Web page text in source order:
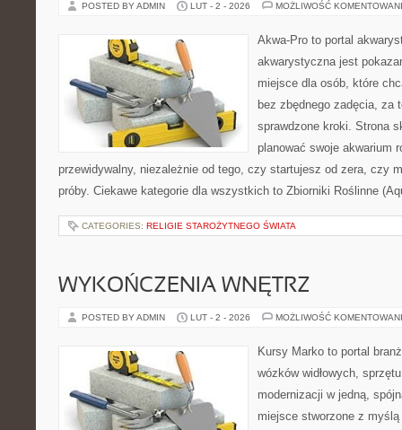
POSTED BY ADMIN LUT - 2 - 2026 MOŻLIWOŚĆ
Akwa-Pro to portal
akwarystyczna jest
miejsce dla osób, które
bez zbędnego zadęcia, za
sprawdzone kroki. Strona
planować swoje akwarium
przewidywalny, niezależnie od tego, czy startujesz od zera, czy
próby. Ciekawe kategorie dla wszystkich to Zbiorniki Roślinne
CATEGORIES: RELIGIE STAROŻYTNEGO ŚWIATA
WYKOŃCZENIA WNĘTRZ
POSTED BY ADMIN LUT - 2 - 2026 MOŻLIWOŚĆ
Kursy Marko to portal
wózków widłowych,
modernizacji w jedną,
miejsce stworzone z